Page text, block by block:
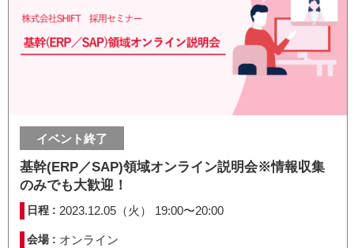
イベント終了
基幹(ERP／SAP)領域オンライン説明会※情報収集
のみでも大歓迎！
日程 : 2023.12.05（火） 19:00〜20:00
会場 : オンライン